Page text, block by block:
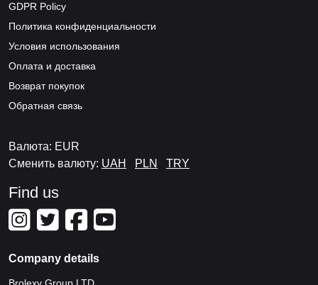
GDPR Policy
Политика конфиденциальности
Условия использования
Оплата и доставка
Возврат покупок
Обратная связь
Валюта: EUR
Сменить валюту: UAH PLN TRY
Find us
Company details